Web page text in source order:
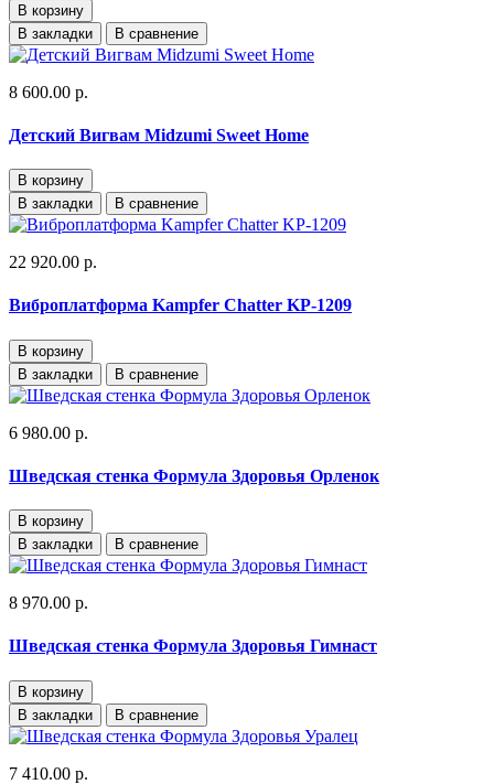
В корзину
В закладки
В сравнение
8 600.00 р.
Детский Вигвам Midzumi Sweet Home
В корзину
В закладки
В сравнение
22 920.00 р.
Виброплатформа Kampfer Chatter KP-1209
В корзину
В закладки
В сравнение
6 980.00 р.
Шведская стенка Формула Здоровья Орленок
В корзину
В закладки
В сравнение
8 970.00 р.
Шведская стенка Формула Здоровья Гимнаст
В корзину
В закладки
В сравнение
7 410.00 р.